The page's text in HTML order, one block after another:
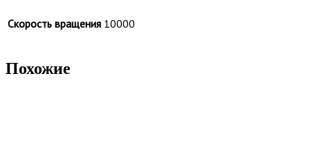
Скорость вращения 10000
Похожие